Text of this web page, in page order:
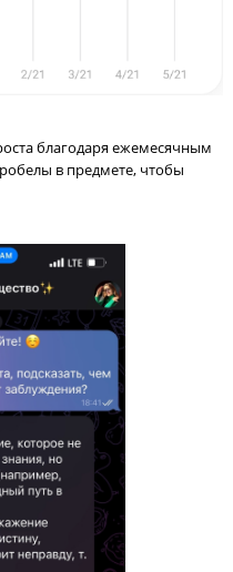
роста благодаря
пробелы в предмете, чтобы